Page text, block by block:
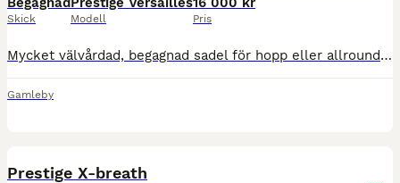
Skick Modell Pris
Mycket välvårdad, begagnad sadel för hopp eller allround. Säljes eftersom hästen inte finns kvar. Brun 17”, New D (dubbelt kalvläder) W (ulllstoppad). Bomvidd 33 (”normal”) Justerbar genom omvärmnin
Gamleby
Prestige X-breath